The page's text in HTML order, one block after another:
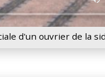
d'un ouvrier de la